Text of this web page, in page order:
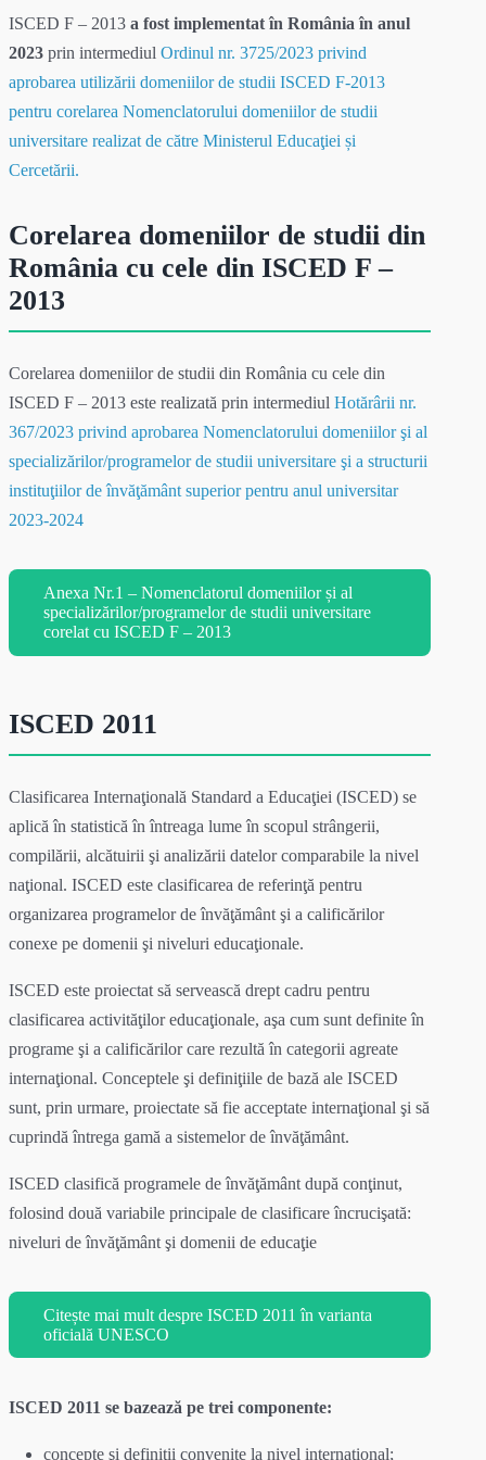
ISCED F – 2013 a fost implementat în România în anul
2023 prin intermediul Ordinul nr. 3725/2023 privind
aprobarea utilizării domeniilor de studii ISCED F-2013
pentru corelarea Nomenclatorului domeniilor de studii
universitare realizat de către Ministerul Educaţiei și
Cercetării.
Corelarea domeniilor de studii din
România cu cele din ISCED F –
2013
Corelarea domeniilor de studii din România cu cele din
ISCED F – 2013 este realizată prin intermediul Hotărârii nr.
367/2023 privind aprobarea Nomenclatorului domeniilor şi al
specializărilor/programelor de studii universitare şi a structurii
instituţiilor de învăţământ superior pentru anul universitar
2023-2024
Anexa Nr.1 – Nomenclatorul domeniilor și al
specializărilor/programelor de studii universitare
corelat cu ISCED F – 2013
ISCED 2011
Clasificarea Internaţională Standard a Educaţiei (ISCED) se
aplică în statistică în întreaga lume în scopul strângerii,
compilării, alcătuirii şi analizării datelor comparabile la nivel
naţional. ISCED este clasificarea de referinţă pentru
organizarea programelor de învăţământ şi a calificărilor
conexe pe domenii şi niveluri educaţionale.
ISCED este proiectat să servească drept cadru pentru
clasificarea activităţilor educaţionale, aşa cum sunt definite în
programe şi a calificărilor care rezultă în categorii agreate
internaţional. Conceptele şi definiţiile de bază ale ISCED
sunt, prin urmare, proiectate să fie acceptate internaţional şi să
cuprindă întrega gamă a sistemelor de învăţământ.
ISCED clasifică programele de învăţământ după conţinut,
folosind două variabile principale de clasificare încrucişată:
niveluri de învăţământ şi domenii de educaţie
Citește mai mult despre ISCED 2011 în varianta
oficială UNESCO
ISCED 2011 se bazează pe trei componente:
concepte şi definiţii convenite la nivel internaţional;